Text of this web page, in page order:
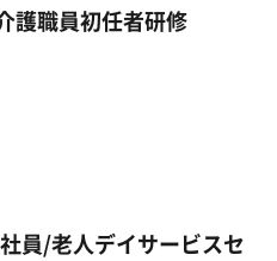
護職員初任者研修
員/老人デイサービスセ